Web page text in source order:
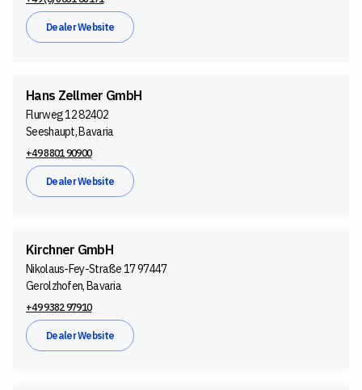
Dealer Website
Hans Zellmer GmbH
Flurweg 12 82402
Seeshaupt, Bavaria
+49 8801 90900
Dealer Website
Kirchner GmbH
Nikolaus-Fey-Straße 17 97447
Gerolzhofen, Bavaria
+49 9382 97910
Dealer Website